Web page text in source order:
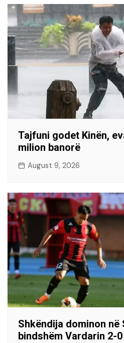
Tajfuni godet Kinën,
milion banorë
August 9, 2026
Shkëndija dominon në
bindshëm Vardarin 2-0